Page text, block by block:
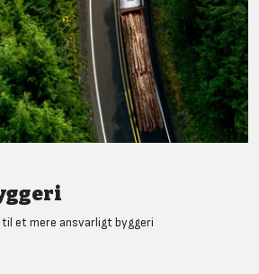
et mere ansvarligt byggeri